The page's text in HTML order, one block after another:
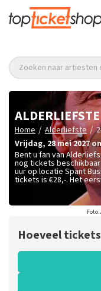
Zoeken naar
ALDERLIEFSTE
Home / Alderliefste /
vrijdag, 28 mei 2027
Bent u fan van
nog tickets
uur op locatie Spant
tickets is €28,-. Het
Hoeveel